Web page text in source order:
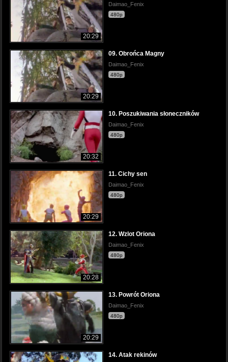
20:29
Daimao_Fenix
480p
20:29
09. Obrońca Magny
Daimao_Fenix
480p
20:32
10. Poszukiwania słoneczników
Daimao_Fenix
480p
20:29
11. Cichy sen
Daimao_Fenix
480p
20:28
12. Wzlot Oriona
Daimao_Fenix
480p
20:29
13. Powrót Oriona
Daimao_Fenix
480p
14. Atak rekinów